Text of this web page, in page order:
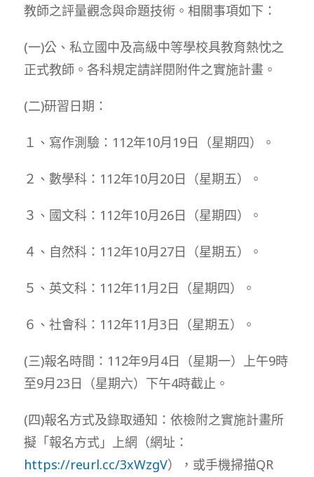
教師之評量觀念與命題技術。相關事項如下：
(一)公、私立國中及高級中等學校具教育熱忱之
正式教師。各科規定請詳閱附件之實施計畫。
(二)研習日期：
１、寫作測驗：112年10月19日（星期四）。
２、數學科：112年10月20日（星期五）。
３、國文科：112年10月26日（星期四）。
４、自然科：112年10月27日（星期五）。
５、英文科：112年11月2日（星期四）。
６、社會科：112年11月3日（星期五）。
(三)報名時間：112年9月4日（星期一）上午9時
至9月23日（星期六）下午4時截止。
(四)報名方式及錄取通知：依檢附之實施計畫所
擬「報名方式」上網（網址：
https://reurl.cc/3xWzgV），或手機掃描QR